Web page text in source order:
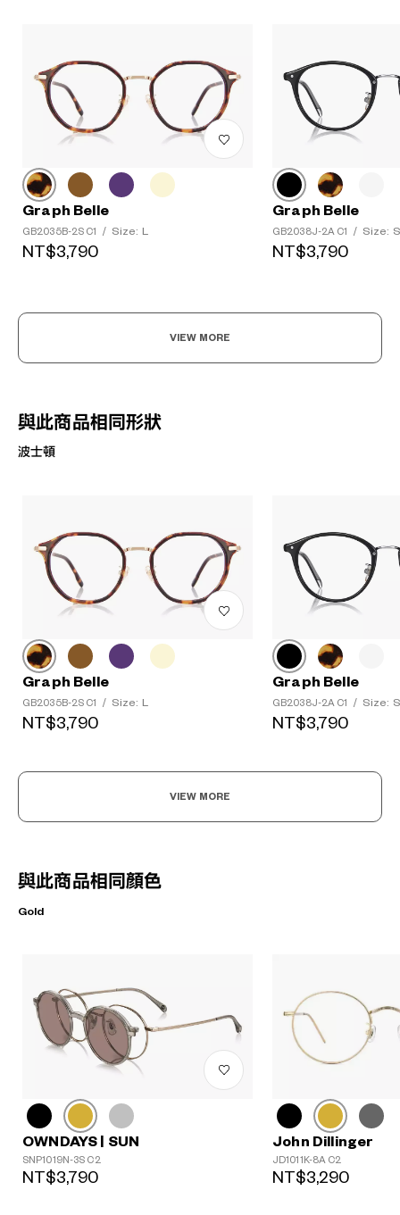
Graph Belle
GB2035B-2S C1 / Size: L
NT$3,790
Graph Belle
GB2038J-2A C1 / Size: S
NT$3,790
VIEW MORE
與此商品相同形狀
波士頓
Graph Belle
GB2035B-2S C1 / Size: L
NT$3,790
Graph Belle
GB2038J-2A C1 / Size: S
NT$3,790
VIEW MORE
與此商品相同顏色
Gold
OWNDAYS | SUN
SNP1019N-3S C2
NT$3,790
John Dillinger
JD1011K-8A C2
NT$3,290